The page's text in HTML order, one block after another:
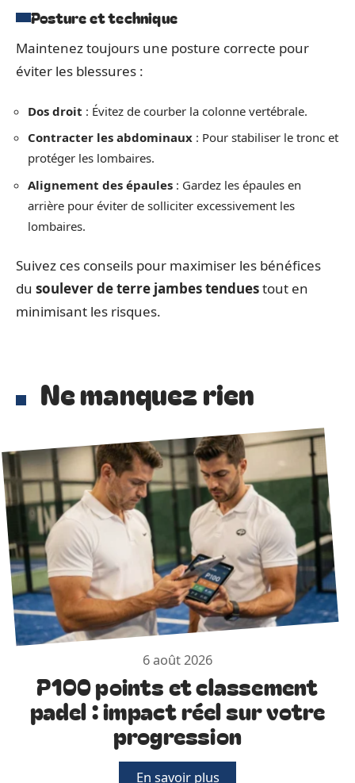
Posture et technique
Maintenez toujours une posture correcte pour
éviter les blessures :
Dos droit : Évitez de courber la colonne vertébrale.
Contracter les abdominaux : Pour stabiliser le tronc et
protéger les lombaires.
Alignement des épaules : Gardez les épaules en
arrière pour éviter de solliciter excessivement les
lombaires.
Suivez ces conseils pour maximiser les bénéfices
du soulever de terre jambes tenduestout en
minimisant les risques.
Ne manquez rien
6 août 2026
P100 points et classement
padel : impact réel sur votre
progression
En savoir plus